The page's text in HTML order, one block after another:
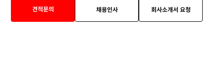
견적문의 채용인사 회사소개서 요청